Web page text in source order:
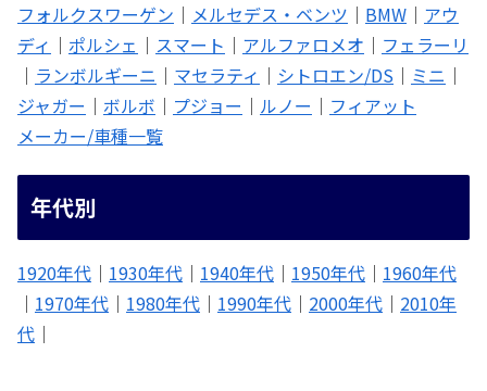
フォルクスワーゲン ｜ メルセデス・ベンツ ｜ BMW ｜ アウ
ディ ｜ ポルシェ ｜ スマート ｜ アルファロメオ ｜ フェラーリ
｜ ランボルギーニ ｜ マセラティ ｜ シトロエン/DS ｜ ミニ ｜
ジャガー ｜ ボルボ ｜ プジョー ｜ ルノー ｜ フィアット
メーカー/車種一覧
年代別
1920年代 ｜ 1930年代 ｜ 1940年代 ｜ 1950年代 ｜ 1960年代
｜ 1970年代 ｜ 1980年代 ｜ 1990年代 ｜ 2000年代 ｜ 2010年
代 ｜